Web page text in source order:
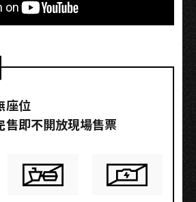
座位
售即不開放現場售票